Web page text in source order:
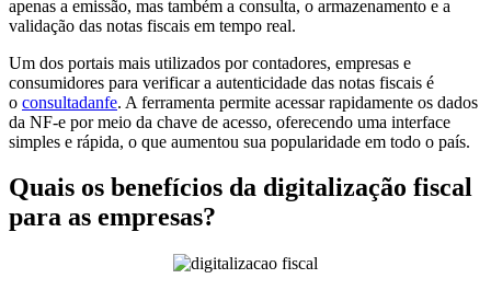
apenas a emissão, mas também a consulta, o armazenamento e a
validação das notas fiscais em tempo real.
Um dos portais mais utilizados por contadores, empresas e
consumidores para verificar a autenticidade das notas fiscais é
o consultadanfe. A ferramenta permite acessar rapidamente os dados
da NF-e por meio da chave de acesso, oferecendo uma interface
simples e rápida, o que aumentou sua popularidade em todo o país.
Quais os benefícios da digitalização fiscal
para as empresas?